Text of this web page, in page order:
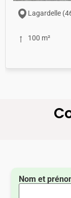
Lagardelle
100 m²
Nom et